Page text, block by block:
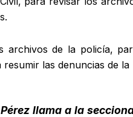
archivos de la policía,
resumir las denuncias de
llama a la